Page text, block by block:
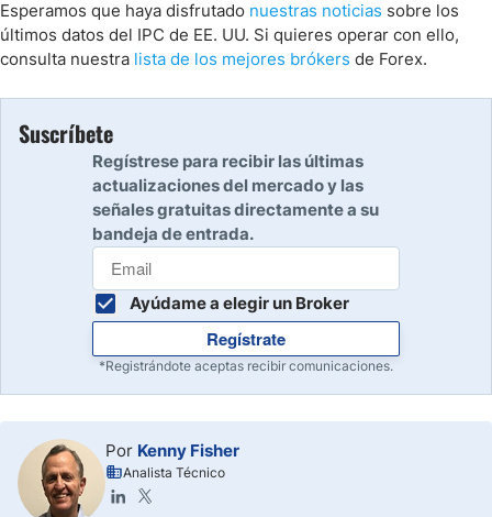
Esperamos que haya disfrutado nuestras noticias sobre los
últimos datos del IPC de EE. UU. Si quieres operar con ello,
consulta nuestra lista de los mejores brókers de Forex.
Suscríbete
Regístrese para recibir las últimas
actualizaciones del mercado y las
señales gratuitas directamente a su
bandeja de entrada.
Ayúdame a elegir un Broker
Regístrate
*Registrándote aceptas recibir comunicaciones.
Por Kenny Fisher
Analista Técnico